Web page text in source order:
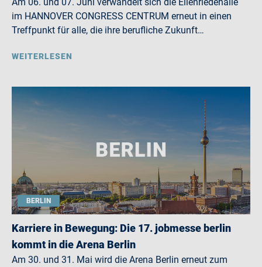
im HANNOVER CONGRESS CENTRUM erneut in einen
Treffpunkt für alle, die ihre berufliche Zukunft…
WEITERLESEN
BERLIN
Karriere in Bewegung: Die 17. jobmesse berlin
kommt in die Arena Berlin
Am 30. und 31. Mai wird die Arena Berlin erneut zum